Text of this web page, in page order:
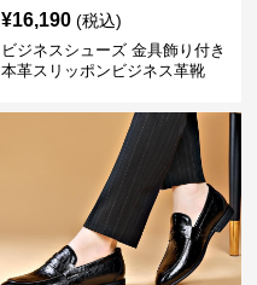
¥16,190 (税込)
ビジネスシューズ 金具飾り付き
本革スリッポンビジネス革靴